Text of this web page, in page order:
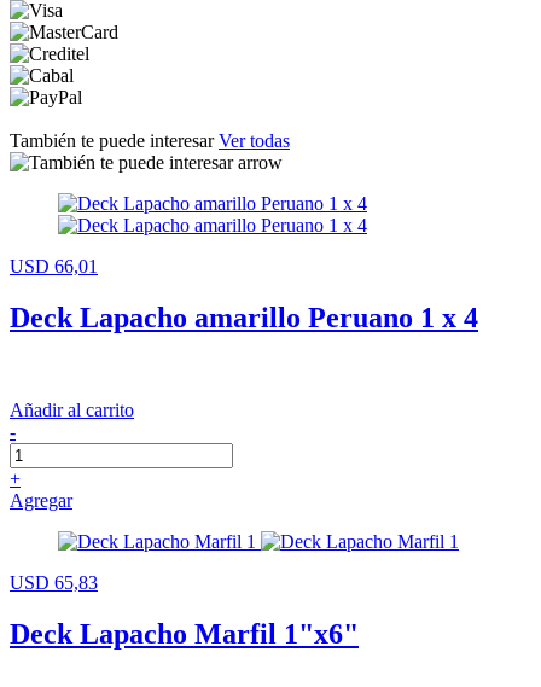
También te puede interesarVer todas
USD 66,01
Deck Lapacho amarillo Peruano 1 x 4
Añadir al carrito
-
+
Agregar
USD 65,83
Deck Lapacho Marfil 1"x6"